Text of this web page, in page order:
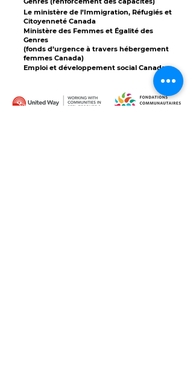
Le ministère de l’Immigration, Réfugiés et
Citoyenneté Canada
Ministère des Femmes et Égalité des
Genres
(fonds d’urgence à travers hébergement
femmes Canada)
Emploi et développement social Canada